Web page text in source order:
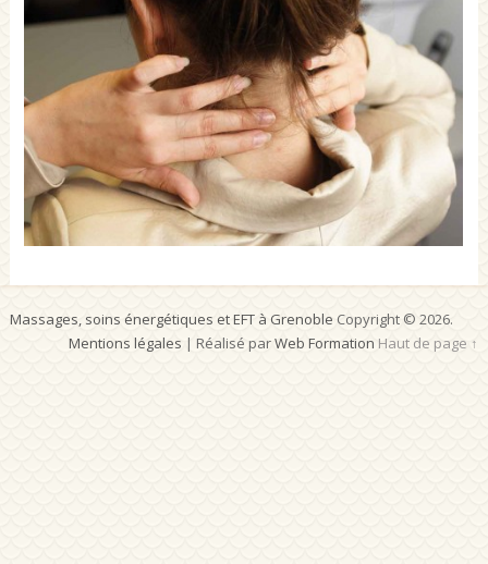
Massages, soins énergétiques et EFT à Grenoble Copyright © 2026.
Mentions légales | Réalisé parWeb Formation Haut de page ↑